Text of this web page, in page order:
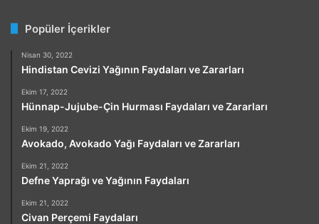
Popüler İçerikler
Nisan 30, 2022
Hindistan Cevizi Yağının Faydaları ve Zararları
Ekim 17, 2022
Hünnap-Jujube-Çin Hurması Faydaları ve Zararları
Ekim 19, 2022
Avokado, Avokado Yağı Faydaları ve Zararları
Ekim 21, 2022
Defne Yaprağı ve Yağının Faydaları
Ekim 21, 2022
Civan Perçemi Faydaları